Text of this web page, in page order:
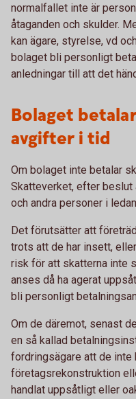
normalfallet inte är
åtaganden och skulder.
kan ägare, styrelse, vd
bolaget bli personligt
anledningar till att det
Bolaget
avgifter i tid
Om bolaget inte betalar
Skatteverket, efter beslut
och andra personer i
Det förutsätter att
trots att de har insett,
risk för att skatterna inte
anses då ha agerat
bli personligt
Om de däremot, senast
en så kallad
fordringsägare att de inte
företagsrekonstruktion
handlat uppsåtligt eller